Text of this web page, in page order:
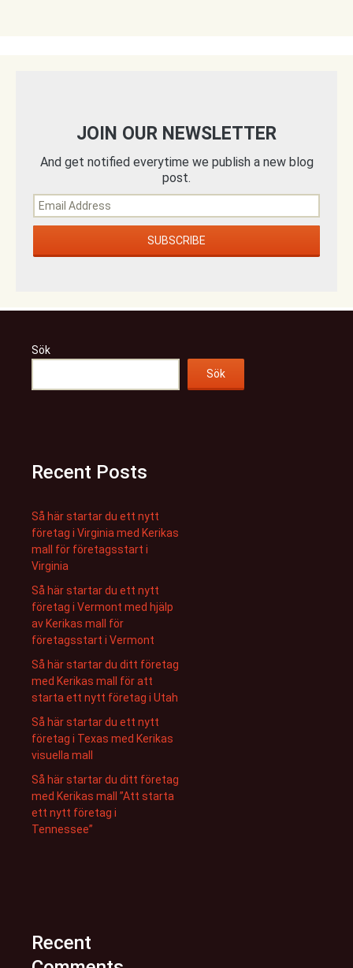
JOIN OUR NEWSLETTER
And get notified everytime we publish a new blog
post.
Sök
Sök
Recent Posts
Så här startar du ett nytt
företag i Virginia med Kerikas
mall för företagsstart i
Virginia
Så här startar du ett nytt
företag i Vermont med hjälp
av Kerikas mall för
företagsstart i Vermont
Så här startar du ditt företag
med Kerikas mall för att
starta ett nytt företag i Utah
Så här startar du ett nytt
företag i Texas med Kerikas
visuella mall
Så här startar du ditt företag
med Kerikas mall ”Att starta
ett nytt företag i
Tennessee”
Recent